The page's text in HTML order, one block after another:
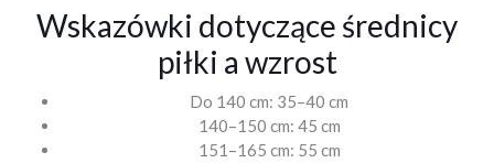
Wskazówki dotyczące średnicy
piłki a wzrost
Do 140 cm: 35–40 cm
140–150 cm: 45 cm
151–165 cm: 55 cm